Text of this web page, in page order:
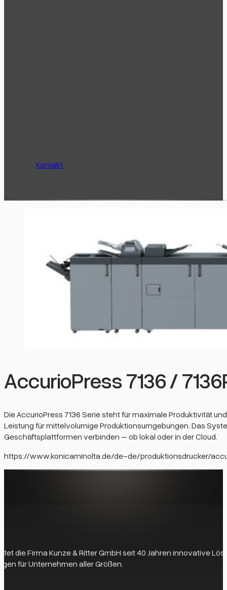
Kontakt
AccurioPress 7136 /
Die AccurioPress 7136 Serie steht für maximale Produktivität
Leistung für mittelvolumige Produktionsumgebungen. Das
Geschäftsplattformen verbinden – ob lokal oder in der Cloud.
https://www.konicaminolta.de/de-de/produktionsdrucker/
die Firma Kunze & Ritter GmbH seit 40 Jahren innovative
für Unternehmen aller Größen.